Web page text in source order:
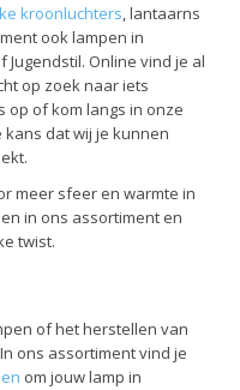
kroonluchters, lantaarns
ook lampen in
Online vind je al
op zoek naar iets
op of kom langs in onze
kans dat wij je kunnen
meer sfeer en warmte in
in ons assortiment en
twist.
of het herstellen van
ons assortiment vind je
om jouw lamp in